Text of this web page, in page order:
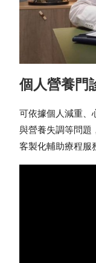
個人營養門
可依據個人減重、
與營養失調等問題
客製化輔助療程服